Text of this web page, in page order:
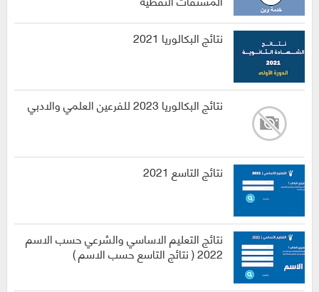
نتائج البكالوريا 2021
نتائج البكالوريا 2023 للفرعين العلمي والادبي
نتائج التاسع 2021
نتائج التعليم الاساسي والشرعي حسب الاسم
2022 ( نتائج التاسع حسب الاسم )